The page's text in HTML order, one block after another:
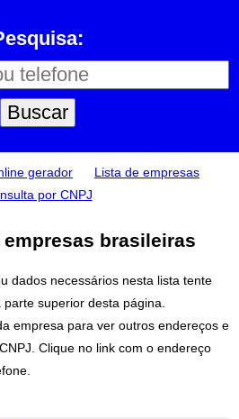
gerador
Lista de empresas
por CNPJ
brasileiras
dados necessários nesta lista tente
superior desta página.
empresa para ver outros endereços e
Clique no link com o endereço